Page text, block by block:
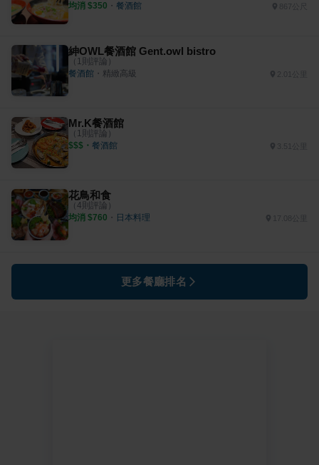
均消 $350 ・ 餐酒館
紳OWL餐酒館 Gent.owl bistro
（ 1則評論）
餐酒館 ・ 精緻高級
Mr.K餐酒館
（ 1則評論）
$$$ ・ 餐酒館 3.51公里
花鳥和食
（ 4則評論）
均消 $760 ・ 日本料理
更多餐廳排名